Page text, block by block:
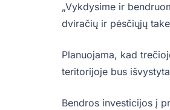
„Vykdysime ir
dviračių ir pėsčiųjų
Planuojama, kad
teritorijoje bus
Bendros investicijos į